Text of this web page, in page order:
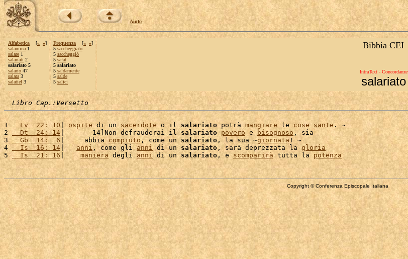
Aiuto
Alfabetica [« »]
salamina 1
salare 1
salariati 2
salariato 5
salario 47
salata 3
salatiel 3
Frequenza [« »]
5 saccheggiato
5 saccheggiò
5 safat
5 salariato
5 saldamente
5 salde
5 salici
Bibbia CEI
IntraText - Concordanze
salariato
Libro Cap.:Versetto
1
  Lv  22: 10
| ospite di un sacerdote o il salariato potrà mangiare le cose sante . ~
2
  Dt  24: 14
|       14]Non defrauderai il salariato povero e bisognoso , sia
3
  Gb  14:  6
|     abbia compiuto, come un salariato , la sua ~giornata ! ~
4
  Is  16: 14
| anni, come gli anni di un salariato , sarà deprezzata la gloria
5
  Is  21: 16
| maniera degli anni di un salariato, e scomparirà tutta la potenza
Copyright © Conferenza Episcopale Italiana